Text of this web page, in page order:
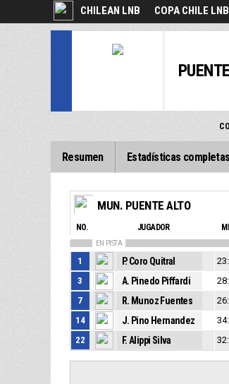
CHILEAN LNB COPA CHILE
Resumen Estadísticas completas
MUN. PUENTE ALTO
NO. JUGADOR
EN PISTA
1 P. Coro Quitral
3
A. Pinedo Piffardi
7
R. Munoz Fuentes
14
J. Pino Hernandez
22
F. Alippi Silva